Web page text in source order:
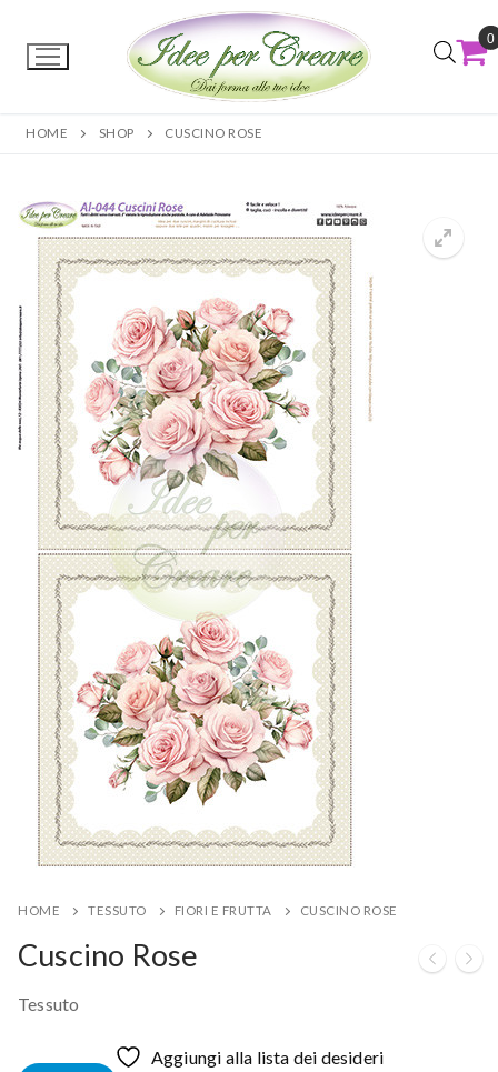
0
HOME SHOP CUSCINO ROSE
HOME TESSUTO FIORI E FRUTTA CUSCINO ROSE
Cuscino Rose
Tessuto
Aggiungi alla lista dei desideri